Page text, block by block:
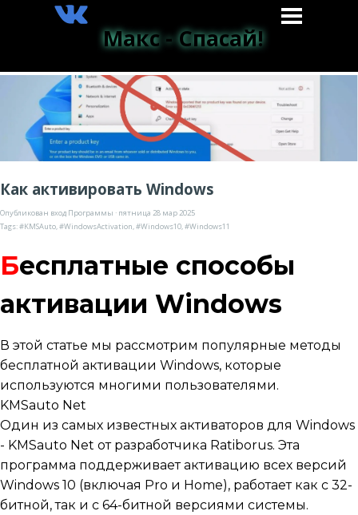
Макс - Спасай!
Как активировать Windows
Опубликован вход Программы · пятница 28 мар 2025
Tags:#KMSAuto #WindowsActivation #Windows10 #Windows11
Бесплатные способы
активации Windows
В этой статье мы рассмотрим популярные методы
бесплатной активации Windows, которые
используются многими пользователями.
KMSauto Net
Один из самых известных активаторов для Windows
- KMSauto Net от разработчика Ratiborus. Эта
программа поддерживает активацию всех версий
Windows 10 (включая Pro и Home), работает как с 32-
битной, так и с 64-битной версиями системы.